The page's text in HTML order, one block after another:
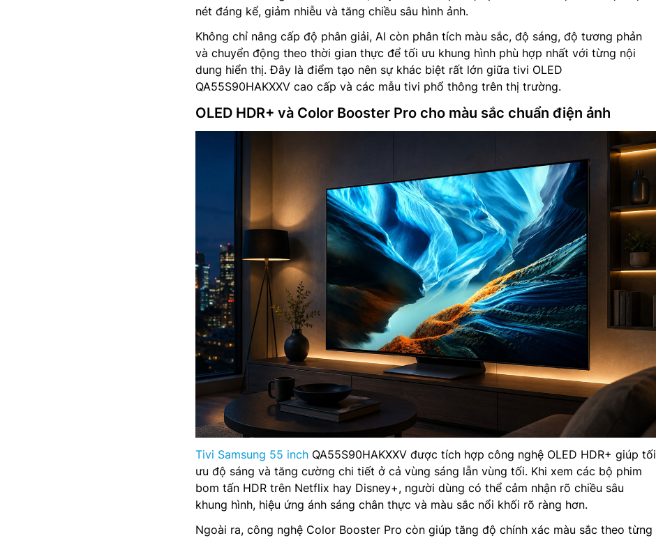
nét đáng kể, giảm nhiễu và tăng chiều sâu hình ảnh.
Không chỉ nâng cấp độ phân giải, AI còn phân tích màu sắc, độ sáng, độ tương phản
và chuyển động theo thời gian thực để tối ưu khung hình phù hợp nhất với từng nội
dung hiển thị. Đây là điểm tạo nên sự khác biệt rất lớn giữa tivi OLED
QA55S90HAKXXV cao cấp và các mẫu tivi phổ thông trên thị trường.
OLED HDR+ và Color Booster Pro cho màu sắc chuẩn điện ảnh
Tivi Samsung 55 inch QA55S90HAKXXV được tích hợp công nghệ OLED HDR+ giúp tối
ưu độ sáng và tăng cường chi tiết ở cả vùng sáng lẫn vùng tối. Khi xem các bộ phim
bom tấn HDR trên Netflix hay Disney+, người dùng có thể cảm nhận rõ chiều sâu
khung hình, hiệu ứng ánh sáng chân thực và màu sắc nổi khối rõ ràng hơn.
Ngoài ra, công nghệ Color Booster Pro còn giúp tăng độ chính xác màu sắc theo từng